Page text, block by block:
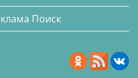
Поиск